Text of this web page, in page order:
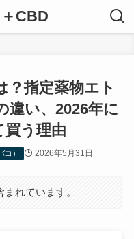
CBD
？指定薬物エト
違い、2026年に
買う理由
コ） 2026年5月31日
れています。